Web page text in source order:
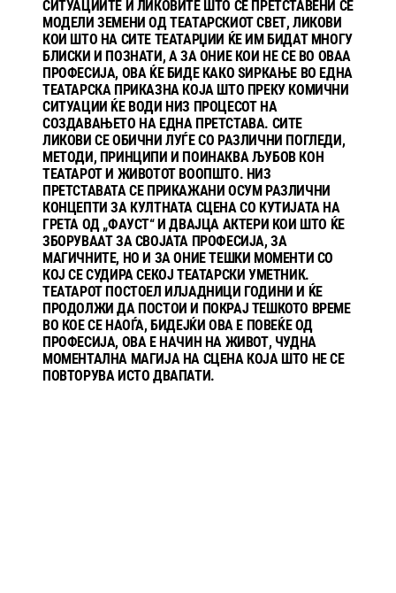
СИТУАЦИИТЕ И ЛИКОВИТЕ ШТО СЕ ПРЕТСТАВЕНИ СЕ
МОДЕЛИ ЗЕМЕНИ ОД ТЕАТАРСКИОТ СВЕТ, ЛИКОВИ
КОИ ШТО НА СИТЕ ТЕАТАРЏИИ ЌЕ ИМ БИДАТ МНОГУ
БЛИСКИ И ПОЗНАТИ, А ЗА ОНИЕ КОИ НЕ СЕ ВО ОВАА
ПРОФЕСИЈА, ОВА ЌЕ БИДЕ КАКО ЅИРКАЊЕ ВО ЕДНА
ТЕАТАРСКА ПРИКАЗНА КОЈА ШТО ПРЕКУ КОМИЧНИ
СИТУАЦИИ ЌЕ ВОДИ НИЗ ПРОЦЕСОТ НА
СОЗДАВАЊЕТО НА ЕДНА ПРЕТСТАВА. СИТЕ
ЛИКОВИ СЕ ОБИЧНИ ЛУЃЕ СО РАЗЛИЧНИ ПОГЛЕДИ,
МЕТОДИ, ПРИНЦИПИ И ПОИНАКВА ЉУБОВ КОН
ТЕАТАРОТ И ЖИВОТОТ ВООПШТО. НИЗ
ПРЕТСТАВАТА СЕ ПРИКАЖАНИ ОСУМ РАЗЛИЧНИ
КОНЦЕПТИ ЗА КУЛТНАТА СЦЕНА СО КУТИЈАТА НА
ГРЕТА ОД „ФАУСТ“ И ДВАЈЦА АКТЕРИ КОИ ШТО ЌЕ
ЗБОРУВААТ ЗА СВОЈАТА ПРОФЕСИЈА, ЗА
МАГИЧНИТЕ, НО И ЗА ОНИЕ ТЕШКИ МОМЕНТИ СО
КОЈ СЕ СУДИРА СЕКОЈ ТЕАТАРСКИ УМЕТНИК.
ТЕАТАРОТ ПОСТОЕЛ ИЛЈАДНИЦИ ГОДИНИ И ЌЕ
ПРОДОЛЖИ ДА ПОСТОИ И ПОКРАЈ ТЕШКОТО ВРЕМЕ
ВО КОЕ СЕ НАОЃА, БИДЕЈЌИ ОВА Е ПОВЕЌЕ ОД
ПРОФЕСИЈА, ОВА Е НАЧИН НА ЖИВОТ, ЧУДНА
МОМЕНТАЛНА МАГИЈА НА СЦЕНА КОЈА ШТО НЕ СЕ
ПОВТОРУВА ИСТО ДВАПАТИ.